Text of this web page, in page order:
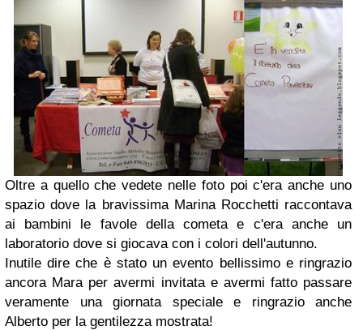
Oltre a quello che vedete nelle foto poi c'era anche uno
spazio dove la bravissima Marina Rocchetti raccontava
ai bambini le favole della cometa e c'era anche un
laboratorio dove si giocava con i colori dell'autunno.
Inutile dire che è stato un evento bellissimo e ringrazio
ancora Mara per avermi invitata e avermi fatto passare
veramente una giornata speciale e ringrazio anche
Alberto per la gentilezza mostrata!